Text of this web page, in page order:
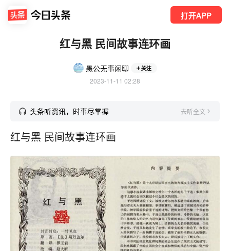
打开APP
红与黑 民间故事连环画
愚公无事闲聊 关注
2023-11-11 02:28
头条听资讯，时事尽掌握 去听全文
红与黑 民间故事连环画